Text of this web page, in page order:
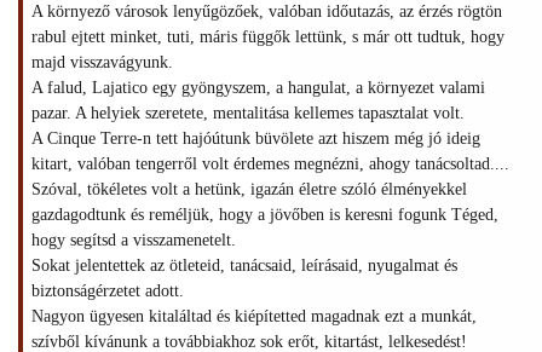
A környező városok lenyűgözőek, valóban időutazás, az érzés rögtön
rabul ejtett minket, tuti, máris függők lettünk, s már ott tudtuk, hogy
majd visszavágyunk.
A falud, Lajatico egy gyöngyszem, a hangulat, a környezet valami
pazar. A helyiek szeretete, mentalitása kellemes tapasztalat volt.
A Cinque Terre-n tett hajóútunk büvölete azt hiszem még jó ideig
kitart, valóban tengerről volt érdemes megnézni, ahogy tanácsoltad....
Szóval, tökéletes volt a hetünk, igazán életre szóló élményekkel
gazdagodtunk és reméljük, hogy a jövőben is keresni fogunk Téged,
hogy segítsd a visszamenetelt.
Sokat jelentettek az ötleteid, tanácsaid, leírásaid, nyugalmat és
biztonságérzetet adott.
Nagyon ügyesen kitaláltad és kiépítetted magadnak ezt a munkát,
szívből kívánunk a továbbiakhoz sok erőt, kitartást, lelkesedést!